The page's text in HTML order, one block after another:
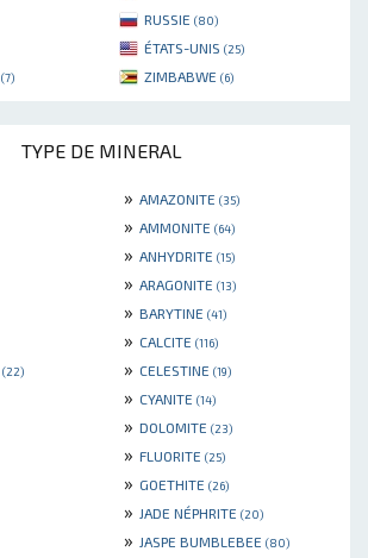
RUSSIE (80)
ÉTATS-UNIS (25)
(7) ZIMBABWE (6)
TYPE DE MINERAL
» AMAZONITE (35)
» AMMONITE (64)
» ANHYDRITE (15)
» ARAGONITE (13)
» BARYTINE (41)
» CALCITE (116)
(22) » CELESTINE (19)
» CYANITE (14)
» DOLOMITE (23)
» FLUORITE (25)
» GOETHITE (26)
» JADE NÉPHRITE (20)
» JASPE BUMBLEBEE (80)